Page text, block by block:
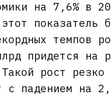
на 7,6% в
показатель
темпов
придется на
рост резко
с падением на